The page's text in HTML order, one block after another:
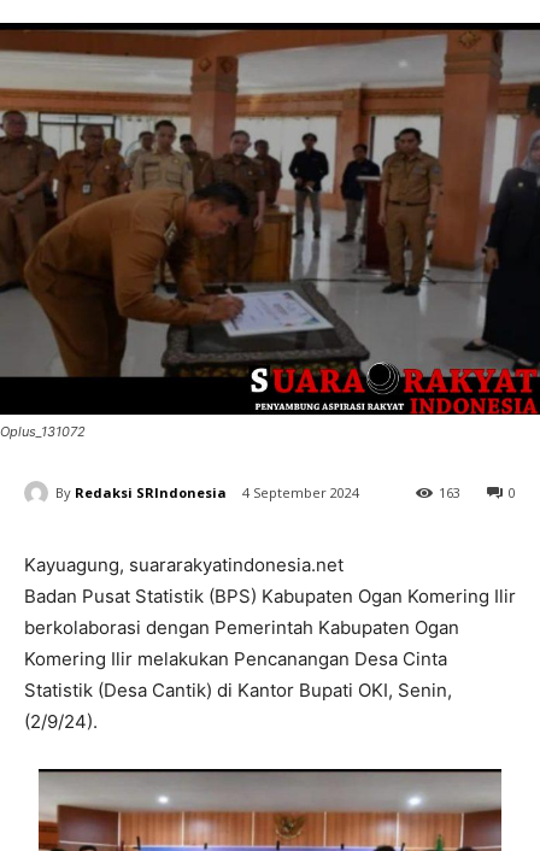
Oplus_131072
By Redaksi SRIndonesia 4 September 2024 0
163
Kayuagung, suararakyatindonesia.net
Badan Pusat Statistik (BPS) Kabupaten Ogan Komering Ilir
berkolaborasi dengan Pemerintah Kabupaten Ogan
Komering Ilir melakukan Pencanangan Desa Cinta
Statistik (Desa Cantik) di Kantor Bupati OKI, Senin,
(2/9/24).